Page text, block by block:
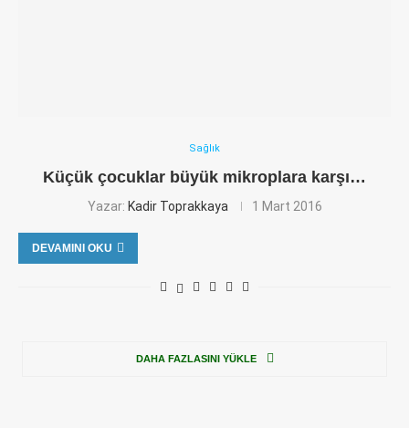
Sağlık
Küçük çocuklar büyük mikroplara karşı…
Yazar: Kadir Toprakkaya 1 Mart 2016
DEVAMINI OKU
DAHA FAZLASINI YÜKLE